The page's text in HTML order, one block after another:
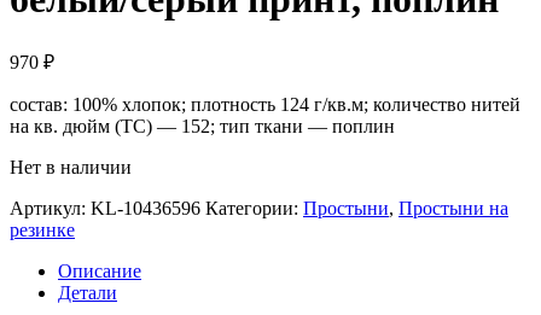
970 ₽
состав: 100% хлопок; плотность 124 г/кв.м; количество нитей
на кв. дюйм (TC) — 152; тип ткани — поплин
Нет в наличии
Артикул: KL-10436596 Категории: Простыни, Простыни на
резинке
Описание
Детали